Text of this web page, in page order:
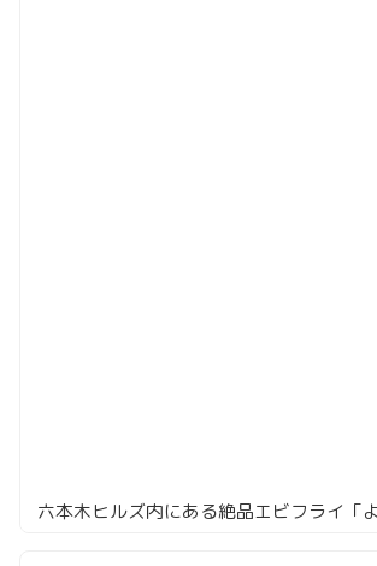
六本木ヒルズ内にある絶品エビフライ「